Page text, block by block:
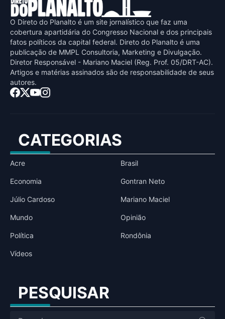
O Direto do Planalto é um site jornalístico que faz uma
cobertura apartidária do Congresso Nacional e dos principais
fatos políticos da capital federal. Direto do Planalto é uma
publicaçāo de MMPL Consultoria, Marketing e Divulgaçāo.
Diretor Responsável - Mariano Maciel (Reg. Prof. 05/DRT-AC).
Artigos e matérias assinados sāo de responsabilidade de seus
autores.
CATEGORIAS
Acre Brasil
Economia Gontran Neto
Júlio Cardoso Mariano Maciel
Mundo Opinião
Política Rondônia
Vídeos
PESQUISAR